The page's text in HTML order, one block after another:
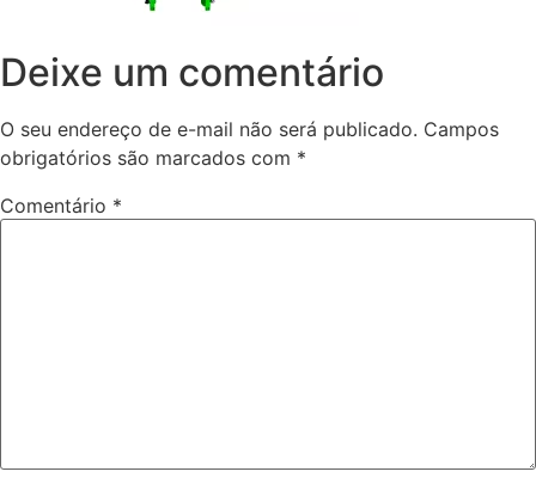
Deixe um comentário
O seu endereço de e-mail não será publicado. Campos
obrigatórios são marcados com *
Comentário *